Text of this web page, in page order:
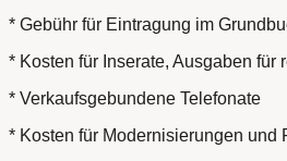
* Gebühr für Eintragung im
* Kosten für Inserate, Ausgaben für
* Verkaufsgebundene Telefonate
* Kosten für Modernisierungen und